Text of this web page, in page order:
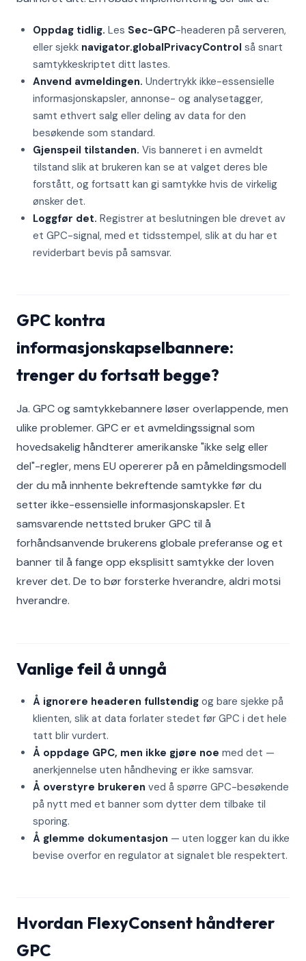
Oppdag tidlig. Les Sec-GPC-headeren på serveren,
eller sjekk navigator.globalPrivacyControl så snart
samtykkeskriptet ditt lastes.
Anvend avmeldingen. Undertrykk ikke-essensielle
informasjonskapsler, annonse- og analysetagger,
samt ethvert salg eller deling av data for den
besøkende som standard.
Gjenspeil tilstanden. Vis banneret i en avmeldt
tilstand slik at brukeren kan se at valget deres ble
forstått, og fortsatt kan gi samtykke hvis de virkelig
ønsker det.
Loggfør det. Registrer at beslutningen ble drevet av
et GPC-signal, med et tidsstempel, slik at du har et
reviderbart bevis på samsvar.
GPC kontra
informasjonskapselbannere:
trenger du fortsatt begge?
Ja. GPC og samtykkebannere løser overlappende, men
ulike problemer. GPC er et avmeldingssignal som
hovedsakelig håndterer amerikanske "ikke selg eller
del"-regler, mens EU opererer på en påmeldingsmodell
der du må innhente bekreftende samtykke før du
setter ikke-essensielle informasjonskapsler. Et
samsvarende nettsted bruker GPC til å
forhåndsanvende brukerens globale preferanse og et
banner til å fange opp eksplisitt samtykke der loven
krever det. De to bør forsterke hverandre, aldri motsi
hverandre.
Vanlige feil å unngå
Å ignorere headeren fullstendig og bare sjekke på
klienten, slik at data forlater stedet før GPC i det hele
tatt blir vurdert.
Å oppdage GPC, men ikke gjøre noe med det —
anerkjennelse uten håndheving er ikke samsvar.
Å overstyre brukeren ved å spørre GPC-besøkende
på nytt med et banner som dytter dem tilbake til
sporing.
Å glemme dokumentasjon — uten logger kan du ikke
bevise overfor en regulator at signalet ble respektert.
Hvordan FlexyConsent håndterer
GPC